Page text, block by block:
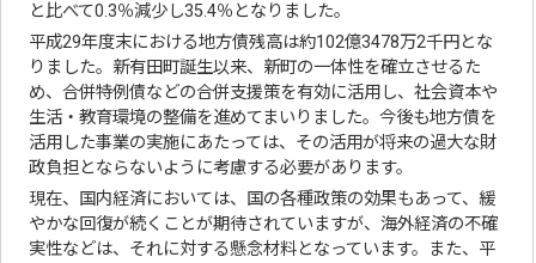
と比べて0.3％減少し35.4％となりました。
平成29年度末における地方債残高は約102億3478万2千円とな
りました。新有田町誕生以来、新町の一体性を確立させるた
め、合併特例債などの合併支援策を有効に活用し、社会資本や
生活・教育環境の整備を進めてまいりました。今後も地方債を
活用した事業の実施にあたっては、その活用が将来の過大な財
政負担とならないように考慮する必要があります。
現在、国内経済においては、国の各種政策の効果もあって、緩
やかな回復が続くことが期待されていますが、海外経済の不確
実性などは、それに対する懸念材料となっています。また、平